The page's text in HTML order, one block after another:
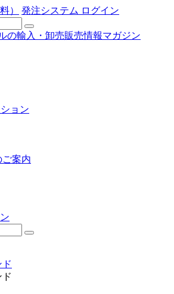
） 発注システム ログイン
の輸入・卸売販売情報マガジン
ョン
ご案内